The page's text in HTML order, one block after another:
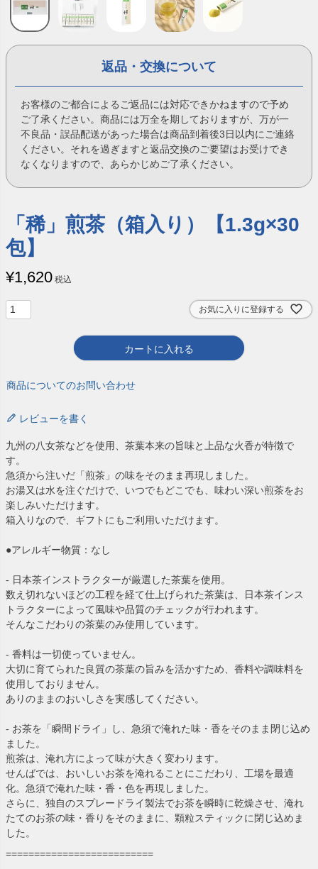
返品・交換について
お客様のご都合によるご返品には対応できかねますので予め
ご了承ください。商品には万全を期しておりますが、万が一
不良品・誤品配送があった場合は商品到着後3日以内にご連絡
ください。それを過ぎますと返品交換のご要望はお受けでき
なくなりますので、あらかじめご了承ください。
「稀」煎茶（箱入り）【1.3g×30
包】
¥1,620 税込
お気に入りに登録する
カートに入れる
商品についてのお問い合わせ
レビューを書く
九州の八女茶などを使用、茶葉本来の旨味と上品な火香が特徴で
す。
急須から注いだ「煎茶」の味をそのまま再現しました。
お湯又は水を注ぐだけで、いつでもどこでも、味わい深い煎茶をお
楽しみいただけます。
箱入りなので、ギフトにもご利用いただけます。
●アレルギー物質：なし
- 日本茶インストラクターが厳選した茶葉を使用。
数え切れないほどの工程を経て仕上げられた茶葉は、日本茶インス
トラクターによって風味や品質のチェックが行われます。
そんなこだわりの茶葉のみ使用しています。
- 香料は一切使っていません。
大切に育てられた良質の茶葉の旨みを活かすため、香料や調味料を
使用しておりません。
ありのままのおいしさを実感してください。
- お茶を「瞬間ドライ」し、急須で淹れた味・香をそのまま閉じ込め
ました。
煎茶は、淹れ方によって味が大きく変わります。
せんばでは、おいしいお茶を淹れることにこだわり、工場を最適
化。急須で淹れた味・香・色を再現しました。
さらに、独自のスプレードライ製法でお茶を瞬時に乾燥させ、淹れ
たてのお茶の味・香りをそのままに、顆粒スティックに閉じ込めま
した。
==========================